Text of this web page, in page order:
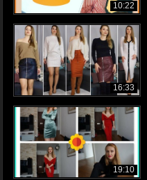
10:22
16:33
19:10